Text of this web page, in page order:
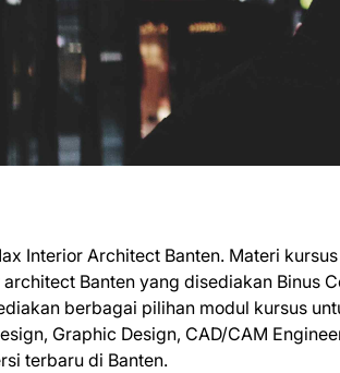
Interior Architect Banten. Materi
Banten yang disediakan Binus
berbagai pilihan modul kursus
Graphic Design, CAD/CAM
terbaru di Banten.